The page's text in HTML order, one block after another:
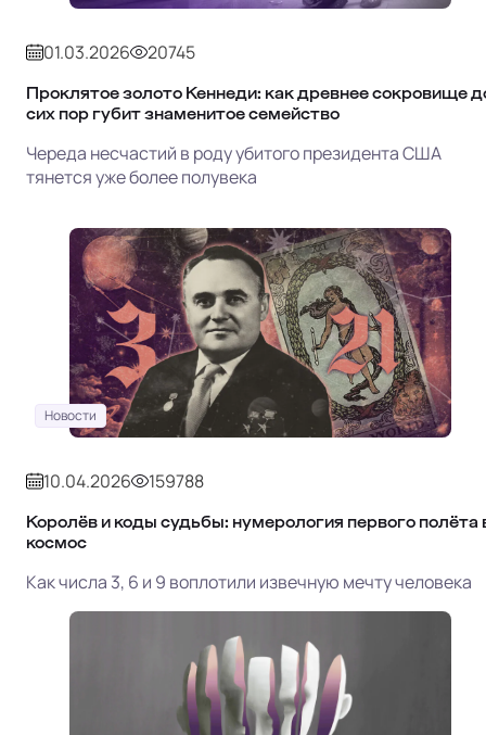
01.03.2026 20745
Проклятое золото Кеннеди: как древнее сокровище
сих пор губит знаменитое семейство
Череда несчастий в роду убитого президента США
тянется уже более полувека
Новости
10.04.2026 159788
Королёв и коды судьбы: нумерология первого полёта
космос
Как числа 3, 6 и 9 воплотили извечную мечту человека